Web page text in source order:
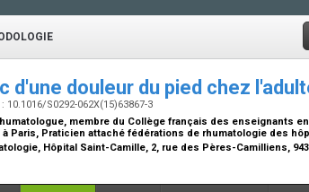
d'une douleur du pied chez
10.1016/S0292-062X(15)63867-3
membre du Collège français des enseignants
à Paris, Praticien attaché fédérations de rhumatologie des
Hôpital Saint-Camille, 2, rue des Pères-Camilliens,